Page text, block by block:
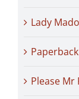
Lady
Please Mr